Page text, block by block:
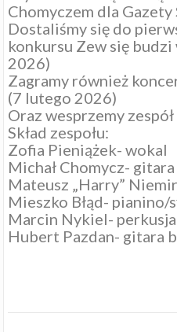
Chomyczem dla
Dostaliśmy się do
konkursu Zew się
2026)
Zagramy również
(7 lutego 2026)
Oraz wesprzemy
Skład zespołu:
Zofia Pieniążek- wokal
Michał Chomycz-
Mateusz „Harry”
Mieszko Błąd-
Marcin Nykiel- perkusja
Hubert Pazdan- gitara